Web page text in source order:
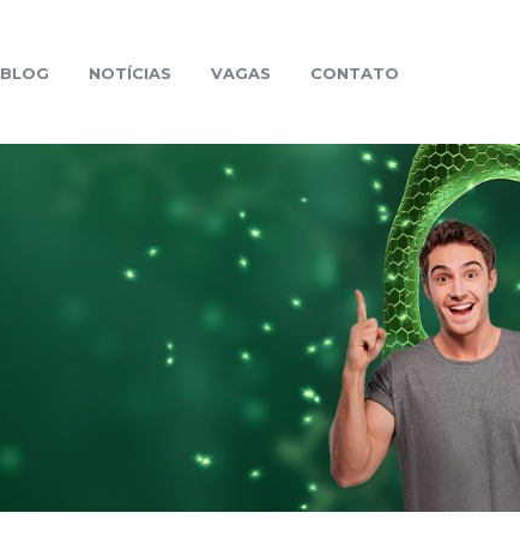
BLOG NOTÍCIAS VAGAS CONTATO